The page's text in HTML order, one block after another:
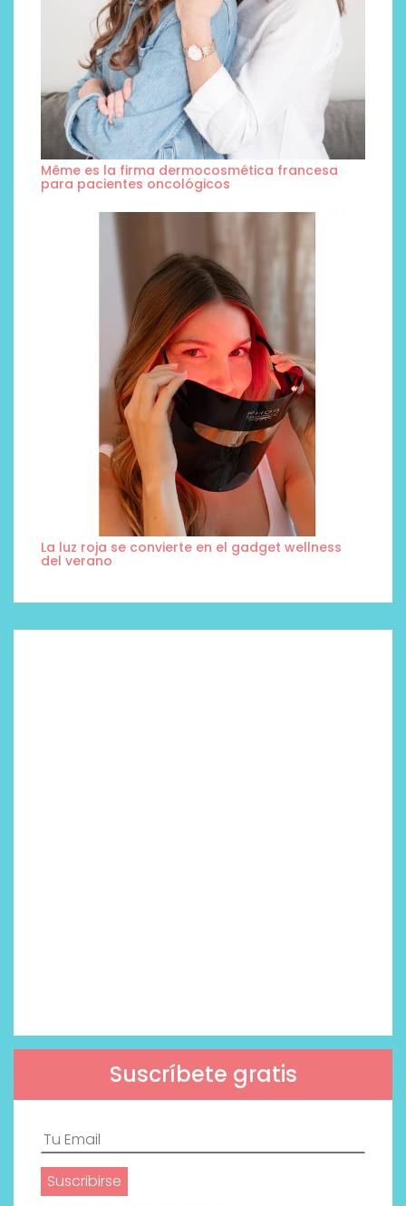
Même es la firma dermocosmética francesa
para pacientes oncológicos
La luz roja se convierte en el gadget wellness
del verano
Suscríbete gratis